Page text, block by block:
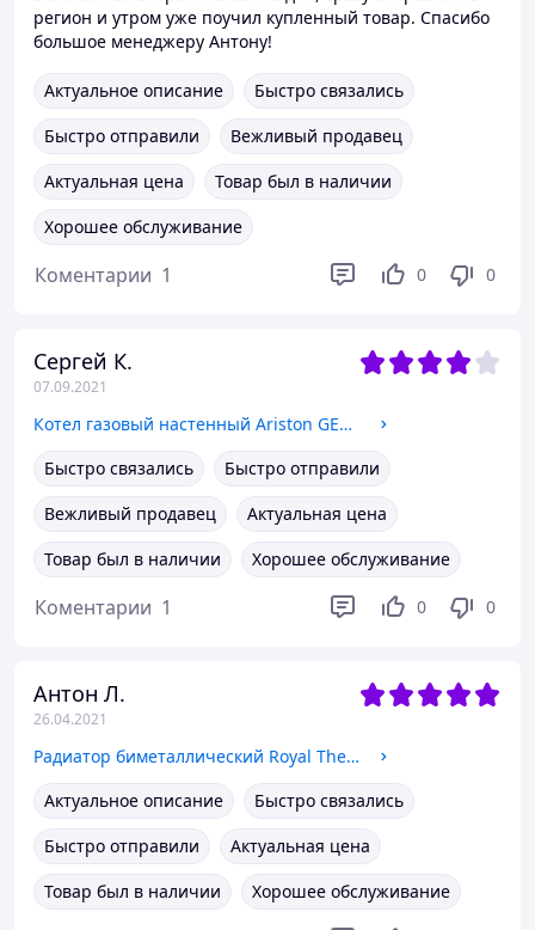
регион и утром уже поучил купленный товар. Спасибо
большое менеджеру Антону!
Актуальное описание
Быстро связались
Быстро отправили
Вежливый продавец
Актуальная цена
Товар был в наличии
Хорошее обслуживание
Коментарии 1 0 0
Сергей К.
07.09.2021
Котел газовый настенный Ariston GENUS ONE 35
Быстро связались
Быстро отправили
Вежливый продавец
Актуальная цена
Товар был в наличии
Хорошее обслуживание
Коментарии 1 0 0
Антон Л.
26.04.2021
Радиатор биметаллический Royal Thermo Indigo B 500 4 секции
Актуальное описание
Быстро связались
Быстро отправили
Актуальная цена
Товар был в наличии
Хорошее обслуживание